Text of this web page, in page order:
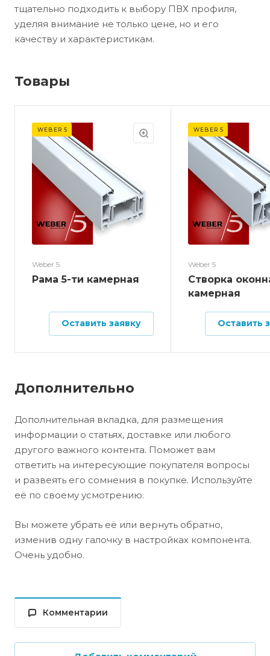
тщательно подходить к выбору ПВХ профиля,
уделяя внимание не только цене, но и его
качеству и характеристикам.
Товары
WEBER 5
Weber 5
Рама 5-ти камерная
Оставить заявку
WEBER 5
Weber 5
Створка
камерная
Оставить
Дополнительно
Дополнительная вкладка, для размещения
информации о статьях, доставке или любого
другого важного контента. Поможет вам
ответить на интересующие покупателя вопросы
и развеять его сомнения в покупке. Используйте
её по своему усмотрению.
Вы можете убрать её или вернуть обратно,
изменив одну галочку в настройках компонента.
Очень удобно.
Комментарии